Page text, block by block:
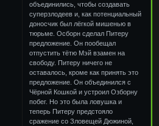
объединились, чтобы создавать
суперзлодеев и, как потенциальный
доносчик был лёгкой мишенью в
тюрьме. Осборн сделал Питеру
предложение. Он пообещал
отпустить тётю Мэй взамен на
свободу. Питеру ничего не
оставалось, кроме как принять это
предложение. Он объединился с
Чёрной Кошкой и устроил Озборну
побег. Но это была ловушка и
теперь Питеру предстояло
сражение со Зловещей Дюжиной,